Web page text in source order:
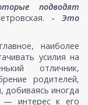
подводят
- Это
наиболее
усилия на
отличник,
родителей,
добиваясь иногда
— интерес к его